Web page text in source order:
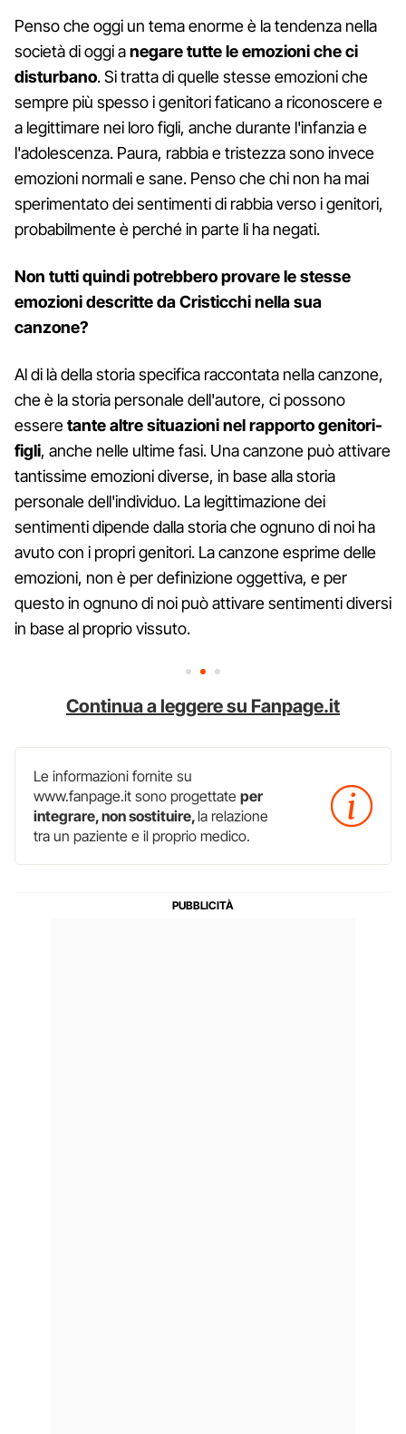
Penso che oggi un tema enorme è la tendenza nella
società di oggi anegare tutte le emozioni che ci
disturbano. Si tratta di quelle stesse emozioni che
sempre più spesso i genitori faticano a riconoscere e
a legittimare nei loro figli, anche durante l'infanzia e
l'adolescenza. Paura, rabbia e tristezza sono invece
emozioni normali e sane. Penso che chi non ha mai
sperimentato dei sentimenti di rabbia verso i genitori,
probabilmente è perché in parte li ha negati.
Non tutti quindi potrebbero provare le stesse
emozioni descritte da Cristicchi nella sua
canzone?
Al di là della storia specifica raccontata nella canzone,
che è la storia personale dell'autore, ci possono
esseretante altre situazioni nel rapporto genitori-
figli, anche nelle ultime fasi. Una canzone può attivare
tantissime emozioni diverse, in base alla storia
personale dell'individuo. La legittimazione dei
sentimenti dipende dalla storia che ognuno di noi ha
avuto con i propri genitori. La canzone esprime delle
emozioni, non è per definizione oggettiva, e per
questo in ognuno di noi può attivare sentimenti diversi
in base al proprio vissuto.
Continua a leggere su Fanpage.it
Le informazioni fornite su
www.fanpage.it sono progettate per
integrare, non sostituire,la relazione
tra un paziente e il proprio medico.